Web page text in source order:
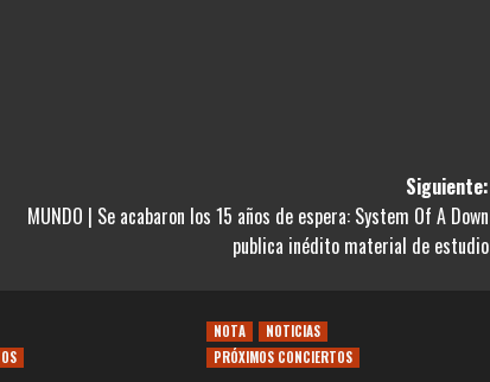
Siguiente:
MUNDO | Se acabaron los 15 años de espera: System Of A Down
publica inédito material de estudio
NOTA
NOTICIAS
PRÓXIMOS CONCIERTOS